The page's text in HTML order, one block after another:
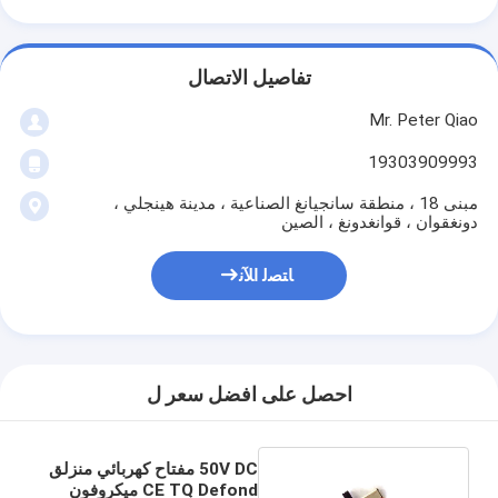
تفاصيل الاتصال
Mr. Peter Qiao
19303909993
مبنى 18 ، منطقة سانجيانغ الصناعية ، مدينة هينجلي ،
دونغقوان ، قوانغدونغ ، الصين
ﺎﺘﺼﻟ ﺍﻶﻧ
احصل على افضل سعر ل
50V DC مفتاح كهربائي منزلق
CE TQ Defond ميكروفون